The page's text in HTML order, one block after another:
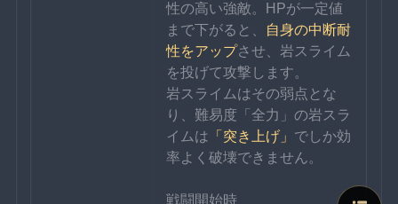
性の高い強敵。HPが一定値
まで下がると、 自身の中断耐
性をアップさせ、岩スライム
を投げて攻撃します。
岩スライムはその弱点とな
り、難易度「全力」の岩スラ
イムは 「突き上げ」 でしか効
率よく破壊できません。
戦闘開始時